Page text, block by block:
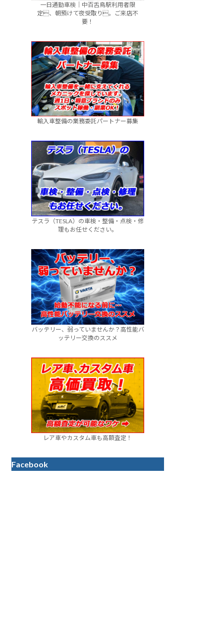
一日通勤車検｜中百舌鳥駅利用者限
定、朝預けて夜受取り。ご来店不
要！
輸入車整備の業務委託パートナー募集
テスラ（TESLA）の車検・整備・点検・修
理もお任せください。
バッテリー、弱っていませんか？高性能バ
ッテリー交換のススメ
レア車やカスタム車も高額査定！
Facebook